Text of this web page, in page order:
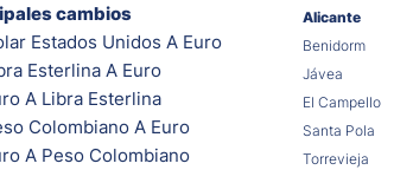
cambios
Estados Unidos A Euro
Esterlina A Euro
A Libra Esterlina
Colombiano A Euro
A Peso Colombiano
Alicante
Benidorm
Jávea
El Campello
Santa Pola
Torrevieja